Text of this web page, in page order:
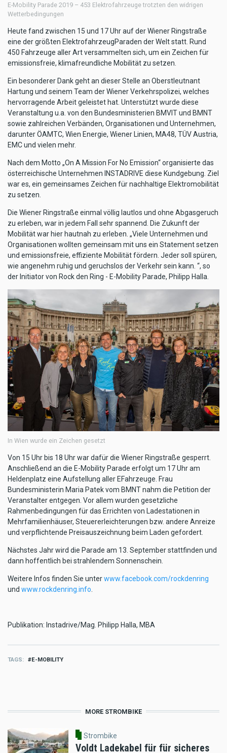
E-Mobility Parade 2019 – 453 Elektrofahrzeuge trotzten den widrigen
Wetterbedingungen
Heute fand zwischen 15 und 17 Uhr auf der Wiener Ringstraße
eine der größten ElektrofahrzeugParaden der Welt statt. Rund
450 Fahrzeuge aller Art versammelten sich, um ein Zeichen für
emissionsfreie, klimafreundliche Mobilität zu setzen.
Ein besonderer Dank geht an dieser Stelle an Oberstleutnant
Hartung und seinem Team der Wiener Verkehrspolizei, welches
hervorragende Arbeit geleistet hat. Unterstützt wurde diese
Veranstaltung u.a. von den Bundesministerien BMVIT und BMNT
sowie zahlreichen Verbänden, Organisationen und Unternehmen,
darunter ÖAMTC, Wien Energie, Wiener Linien, MA48, TÜV Austria,
EMC und vielen mehr.
Nach dem Motto „On A Mission For No Emission“ organisierte das
österreichische Unternehmen INSTADRIVE diese Kundgebung. Ziel
war es, ein gemeinsames Zeichen für nachhaltige Elektromobilität
zu setzen.
Die Wiener Ringstraße einmal völlig lautlos und ohne Abgasgeruch
zu erleben, war in jedem Fall sehr spannend. Die Zukunft der
Mobilität war hier hautnah zu erleben. „Viele Unternehmen und
Organisationen wollten gemeinsam mit uns ein Statement setzen
und emissionsfreie, effiziente Mobilität fördern. Jeder soll spüren,
wie angenehm ruhig und geruchslos der Verkehr sein kann. “, so
der Initiator von Rock den Ring - E-Mobility Parade, Philipp Halla.
In Wien wurde ein Zeichen gesetzt
Von 15 Uhr bis 18 Uhr war dafür die Wiener Ringstraße gesperrt.
Anschließend an die E-Mobility Parade erfolgt um 17 Uhr am
Heldenplatz eine Aufstellung aller EFahrzeuge. Frau
Bundesministerin Maria Patek vom BMNT nahm die Petition der
Veranstalter entgegen. Vor allem wurden gesetzliche
Rahmenbedingungen für das Errichten von Ladestationen in
Mehrfamilienhäuser, Steuererleichterungen bzw. andere Anreize
und verpflichtende Preisauszeichnung beim Laden gefordert.
Nächstes Jahr wird die Parade am 13. September stattfinden und
dann hoffentlich bei strahlendem Sonnenschein.
Weitere Infos finden Sie unterwww.facebook.com/rockdenring
und www.rockdenring.info
Publikation: Instadrive/Mag. Philipp Halla, MBA
TAGS E-MOBILITY
MORE STROMBIKE
Strombike
Voldt Ladekabel für für sicheres